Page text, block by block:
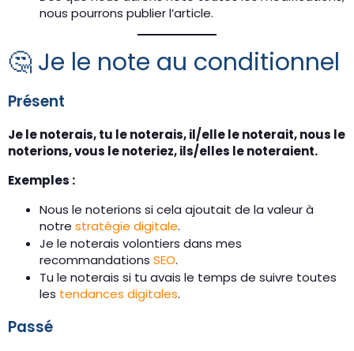
nous pourrons publier l’article.
🤔 Je le note au conditionnel
Présent
Je le noterais, tu le noterais, il/elle le noterait, nous le
noterions, vous le noteriez, ils/elles le noteraient.
Exemples :
Nous le noterions si cela ajoutait de la valeur à
notre stratégie digitale.
Je le noterais volontiers dans mes
recommandations SEO.
Tu le noterais si tu avais le temps de suivre toutes
les tendances digitales.
Passé